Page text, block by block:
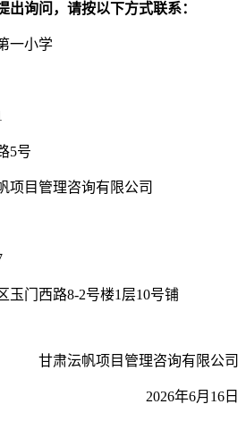
出询问，请按以下方式联系：
一小学
5号
项目管理咨询有限公司
玉门西路8-2号楼1层10号铺
甘肃沄帆项目管理咨询有限公司
2026年6月16日